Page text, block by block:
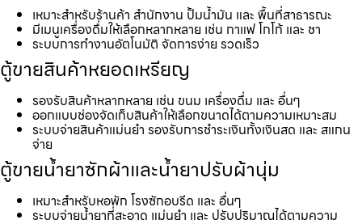
เหมาะสำหรับร้านค้า สำนักงาน ปั้มน้ำมัน และ พื้นที่สาธารณะ
มีเมนูเครื่องดื่มให้เลือกหลากหลาย เช่น กาแฟ โกโก้ และ ชา
ระบบการทำงานอัตโนมัติ จัดการง่าย รวดเร็ว
ตู้ขายสินค้าหยอดเหรียญ
รองรับสินค้าหลากหลาย เช่น ขนม เครื่องดื่ม และ อื่นๆ
ออกแบบช่องจัดเก็บสินค้าให้เลือกขนาดได้ตามความเหมาะสม
ระบบจ่ายสินค้าแม่นยำ รองรับการชำระเงินทั้งเงินสด และ สแกน
จ่าย
ตู้ขายน้ำยาซักผ้าและน้ำยาปรับผ้านุ่ม
เหมาะสำหรับหอพัก โรงซักอบรีด และ อื่นๆ
ระบบจ่ายน้ำยาที่สะอาด แม่นยำ และ ปรับปริมาณได้ตามความ